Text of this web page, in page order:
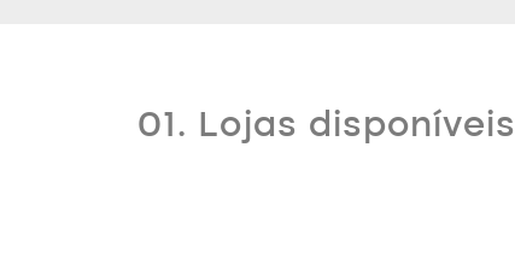
01. Lojas disponíveis